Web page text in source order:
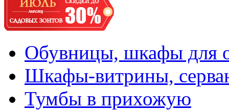
Обувницы, шкафы для
Шкафы-витрины,
Тумбы в прихожую